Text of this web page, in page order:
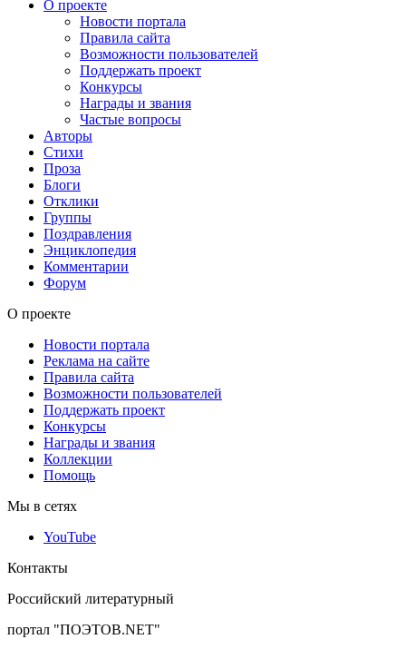
О проекте
Новости портала
Правила сайта
Возможности пользователей
Поддержать проект
Конкурсы
Награды и звания
Частые вопросы
Авторы
Стихи
Проза
Блоги
Отклики
Группы
Поздравления
Энциклопедия
Комментарии
Форум
О проекте
Новости портала
Реклама на сайте
Правила сайта
Возможности пользователей
Поддержать проект
Конкурсы
Награды и звания
Коллекции
Помощь
Мы в сетях
YouTube
Контакты
Российский литературный
портал "ПОЭТОВ.NET"